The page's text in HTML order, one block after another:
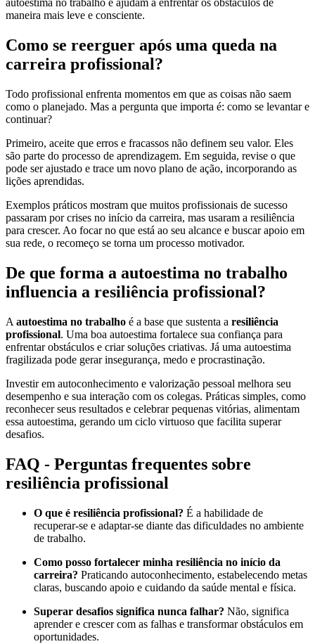
autoestima no trabalho e ajudam a enfrentar os obstáculos de
maneira mais leve e consciente.
Como se reerguer após uma queda na
carreira profissional?
Todo profissional enfrenta momentos em que as coisas não saem
como o planejado. Mas a pergunta que importa é: como se levantar e
continuar?
Primeiro, aceite que erros e fracassos não definem seu valor. Eles
são parte do processo de aprendizagem. Em seguida, revise o que
pode ser ajustado e trace um novo plano de ação, incorporando as
lições aprendidas.
Exemplos práticos mostram que muitos profissionais de sucesso
passaram por crises no início da carreira, mas usaram a resiliência
para crescer. Ao focar no que está ao seu alcance e buscar apoio em
sua rede, o recomeço se torna um processo motivador.
De que forma a autoestima no trabalho
influencia a resiliência profissional?
A autoestima no trabalho é a base que sustenta a resiliência
profissional. Uma boa autoestima fortalece sua confiança para
enfrentar obstáculos e criar soluções criativas. Já uma autoestima
fragilizada pode gerar insegurança, medo e procrastinação.
Investir em autoconhecimento e valorização pessoal melhora seu
desempenho e sua interação com os colegas. Práticas simples, como
reconhecer seus resultados e celebrar pequenas vitórias, alimentam
essa autoestima, gerando um ciclo virtuoso que facilita superar
desafios.
FAQ - Perguntas frequentes sobre
resiliência profissional
O que é resiliência profissional? É a habilidade de
recuperar-se e adaptar-se diante das dificuldades no ambiente
de trabalho.
Como posso fortalecer minha resiliência no início da
carreira? Praticando autoconhecimento, estabelecendo metas
claras, buscando apoio e cuidando da saúde mental e física.
Superar desafios significa nunca falhar? Não, significa
aprender e crescer com as falhas e transformar obstáculos em
oportunidades.